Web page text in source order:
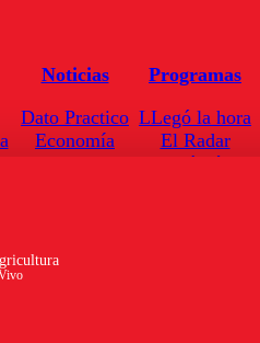
Noticias
Dato Practico
Economía
Programas
LLegó la hora
El Radar
Enfoqué Público